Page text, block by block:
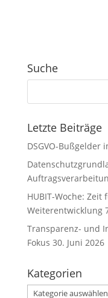
n
a
v
:
Suche
Letzte Beiträge
DSGVO-Bußgelder
HUBIT-Woche:
Weiterentwicklung
Transparenz- und
Fokus 30. Juni 2026
Kategorien
Kategorien